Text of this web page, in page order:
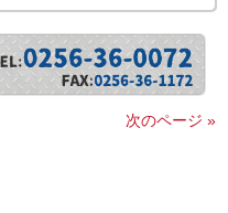
次のページ »